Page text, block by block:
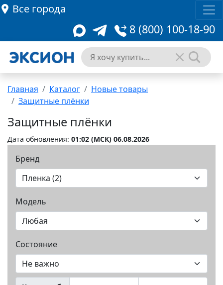
Все города
8 (800) 100-18-90
Главная Каталог
Новые товары
Защитные плёнки
Защитные плёнки
Дата обновления: 01:02 (MCК) 06.08.2026
Бренд
Модель
Состояние